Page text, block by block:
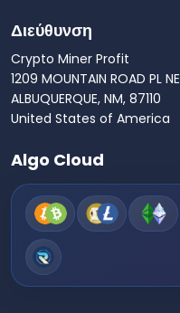
Διεύθυνση
Crypto Miner Profit
1209 MOUNTAIN ROAD PL NE
ALBUQUERQUE, NM, 87110
United States of America
Algo Cloud